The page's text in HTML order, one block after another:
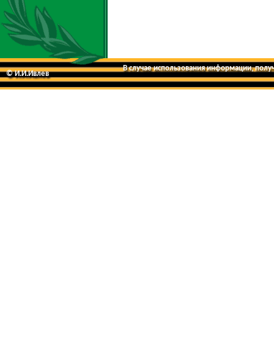
© И.И.Ивлев
В случае использования информации,